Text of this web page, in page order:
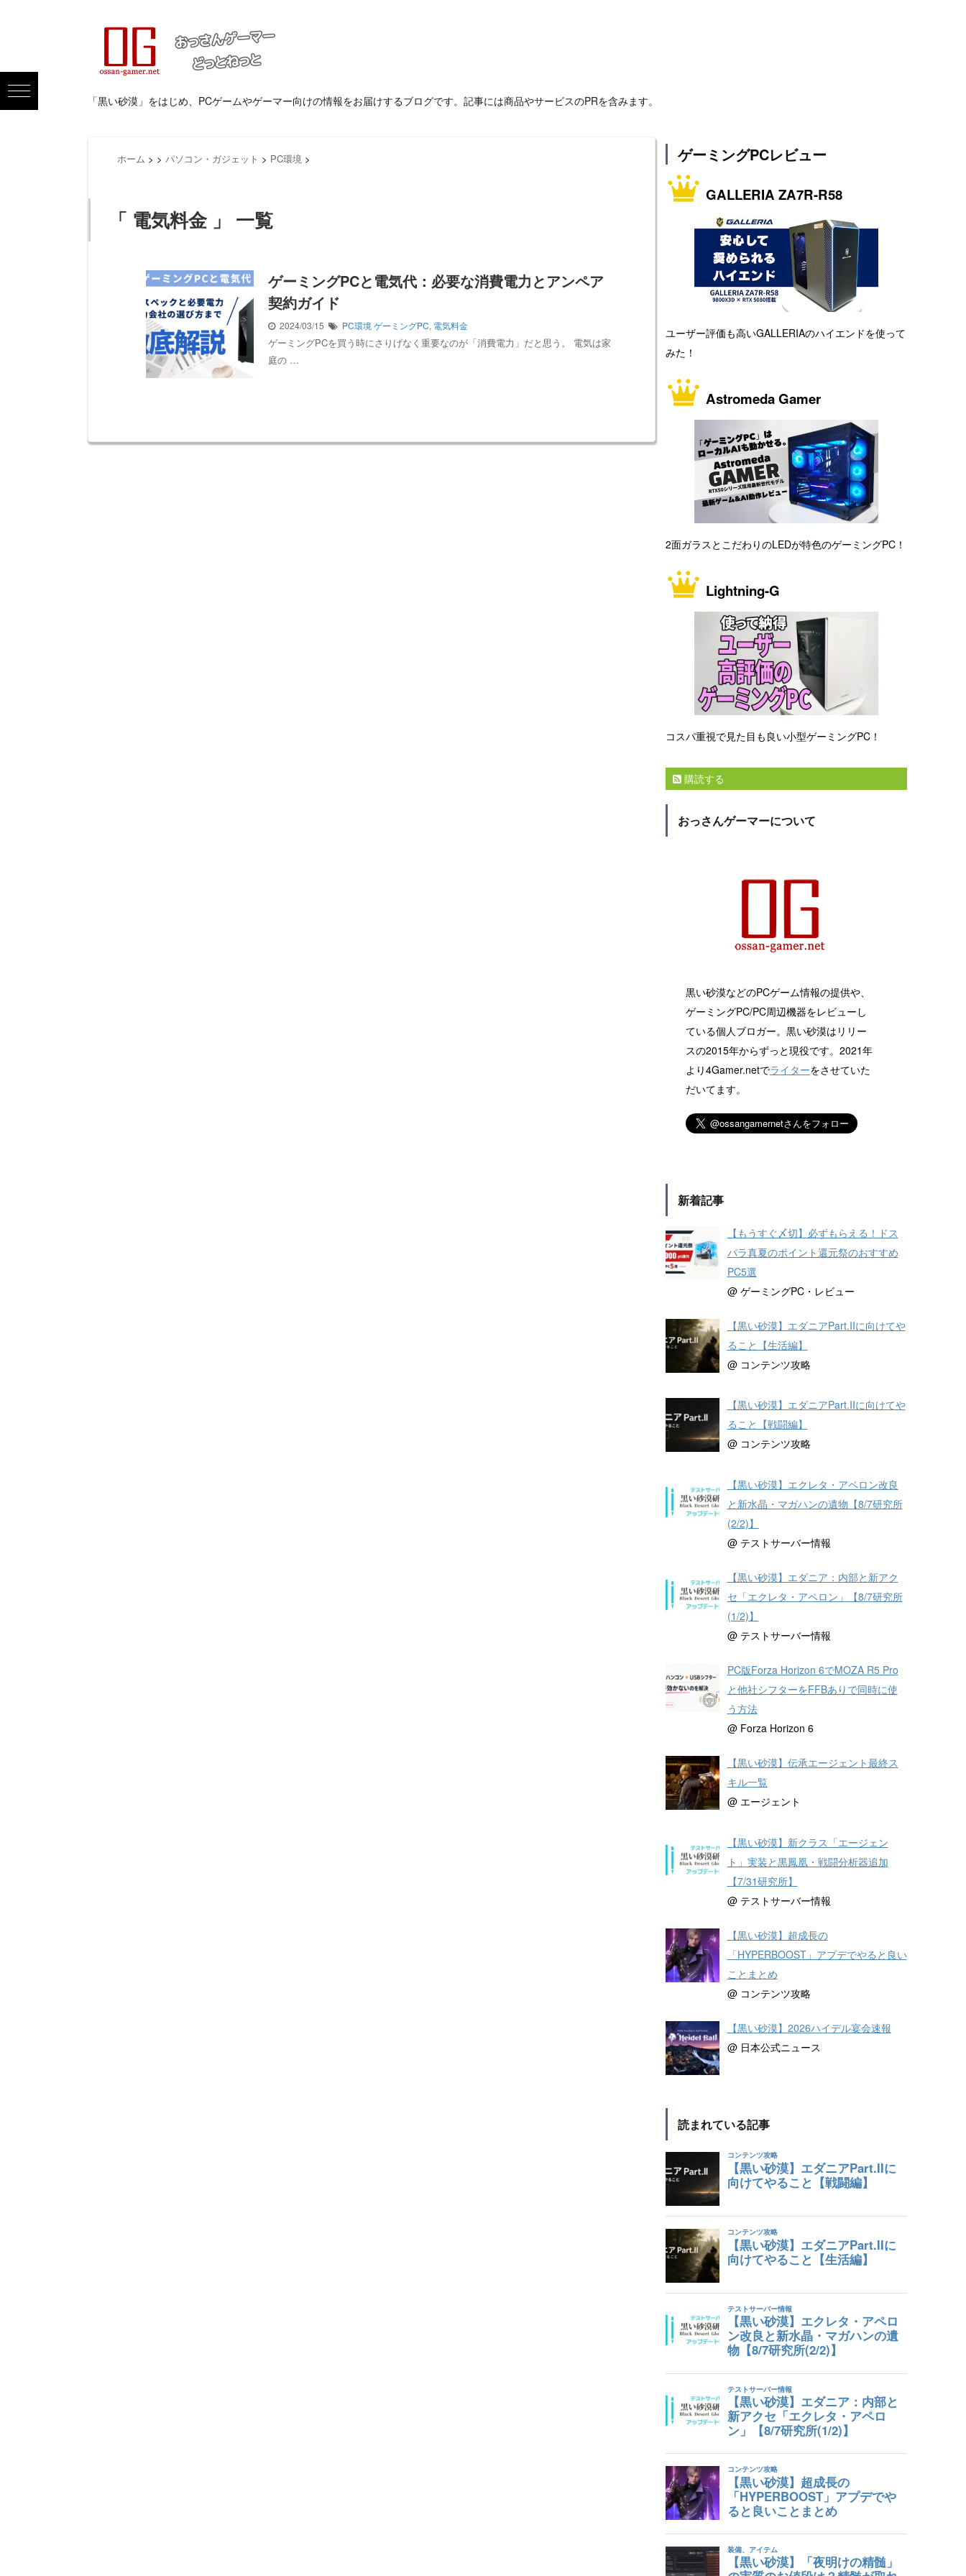
「黒い砂漠」をはじめ、PCゲームやゲーマー向けの情報をお届けするブログです。記事には商品やサービスのPRを含みます。
ホーム > > パソコン・ガジェット > PC環境 >
「 電気料金 」 一覧
ゲーミングPCと電気代：必要な消費電力とアンペア
契約ガイド
2024/03/15 PC環境 ゲーミングPC, 電気料金
ゲーミングPCを買う時にさりげなく重要なのが「消費電力」だと思う。 電気は家
庭の …
ゲーミングPCレビュー
GALLERIA ZA7R-R58
ユーザー評価も高いGALLERIAのハイエンドを使って
みた！
Astromeda Gamer
2面ガラスとこだわりのLEDが特色のゲーミングPC！
Lightning-G
コスパ重視で見た目も良い小型ゲーミングPC！
購読する
おっさんゲーマーについて
黒い砂漠などのPCゲーム情報の提供や、
ゲーミングPC/PC周辺機器をレビューし
ている個人ブロガー。黒い砂漠はリリー
スの2015年からずっと現役です。2021年
より4Gamer.netでライターをさせていた
だいてます。
新着記事
【もうすぐ〆切】必ずもらえる！ドス
パラ真夏のポイント還元祭のおすすめ
PC5選
@ ゲーミングPC・レビュー
【黒い砂漠】エダニアPart.IIに向けてや
ること【生活編】
@ コンテンツ攻略
【黒い砂漠】エダニアPart.IIに向けてや
ること【戦闘編】
@ コンテンツ攻略
【黒い砂漠】エクレタ・アペロン改良
と新水晶・マガハンの遺物【8/7研究所
(2/2)】
@ テストサーバー情報
【黒い砂漠】エダニア：内部と新アク
セ「エクレタ・アペロン」【8/7研究所
(1/2)】
@ テストサーバー情報
PC版Forza Horizon 6でMOZA R5 Pro
と他社シフターをFFBありで同時に使
う方法
@ Forza Horizon 6
【黒い砂漠】伝承エージェント最終ス
キル一覧
@ エージェント
【黒い砂漠】新クラス「エージェン
ト」実装と黒鳳凰・戦闘分析器追加
【7/31研究所】
@ テストサーバー情報
【黒い砂漠】超成長の
「HYPERBOOST」アプデでやると良い
ことまとめ
@ コンテンツ攻略
【黒い砂漠】2026ハイデル宴会速報
@ 日本公式ニュース
読まれている記事